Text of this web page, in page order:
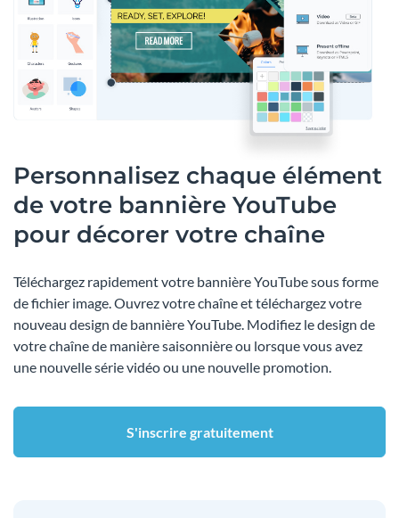
Personnalisez chaque élément
de votre bannière YouTube
pour décorer votre chaîne
Téléchargez rapidement votre bannière YouTube sous forme
de fichier image. Ouvrez votre chaîne et téléchargez votre
nouveau design de bannière YouTube. Modifiez le design de
votre chaîne de manière saisonnière ou lorsque vous avez
une nouvelle série vidéo ou une nouvelle promotion.
S'inscrire gratuitement